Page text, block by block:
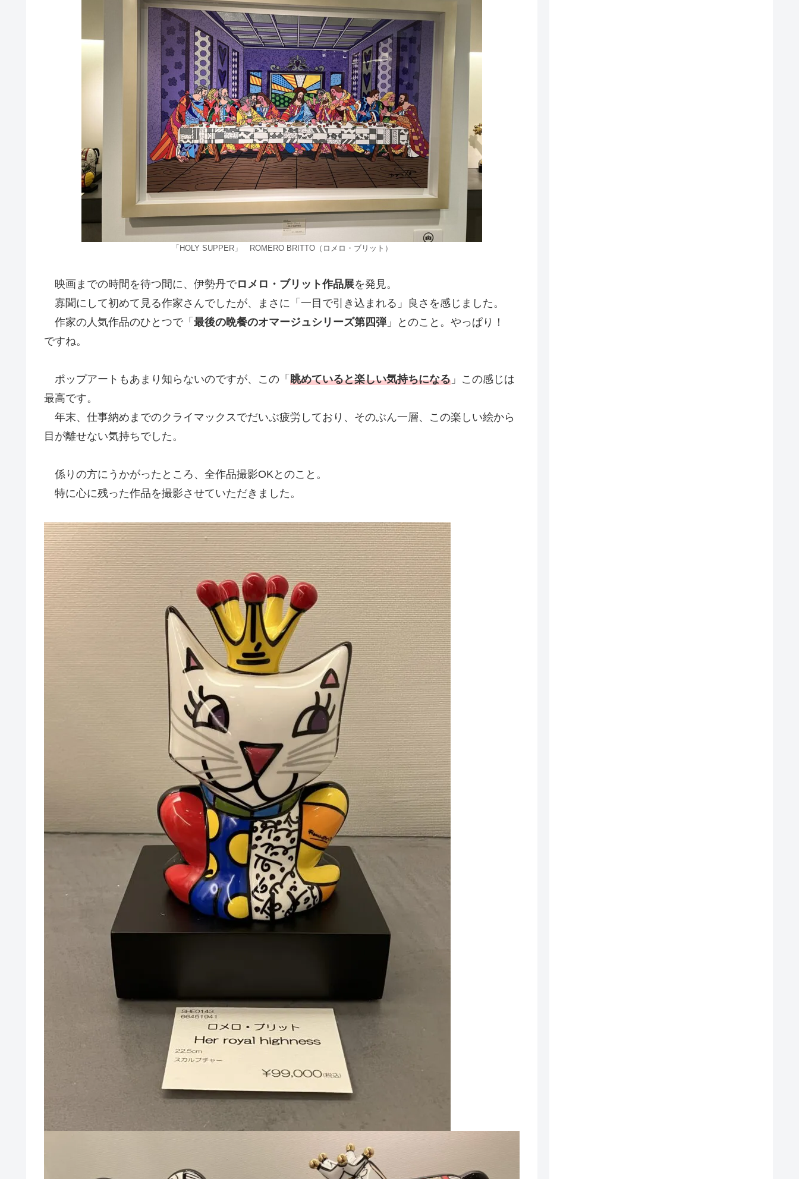
「HOLY SUPPER」 ROMERO BRITTO（ロメロ・ブリット）
映画までの時間を待つ間に、伊勢丹でロメロ・ブリット作品展を発見。
寡聞にして初めて見る作家さんでしたが、まさに「一目で引き込まれる」良さを感じました。
作家の人気作品のひとつで「 最後の晩餐のオマージュシリーズ第四弾」とのこと。やっぱり！
ですね。
ポップアートもあまり知らないのですが、この「 眺めていると楽しい気持ちになる 」この感じは
最高です。
年末、仕事納めまでのクライマックスでだいぶ疲労しており、そのぶん一層、この楽しい絵から
目が離せない気持ちでした。
係りの方にうかがったところ、全作品撮影OKとのこと。
特に心に残った作品を撮影させていただきました。